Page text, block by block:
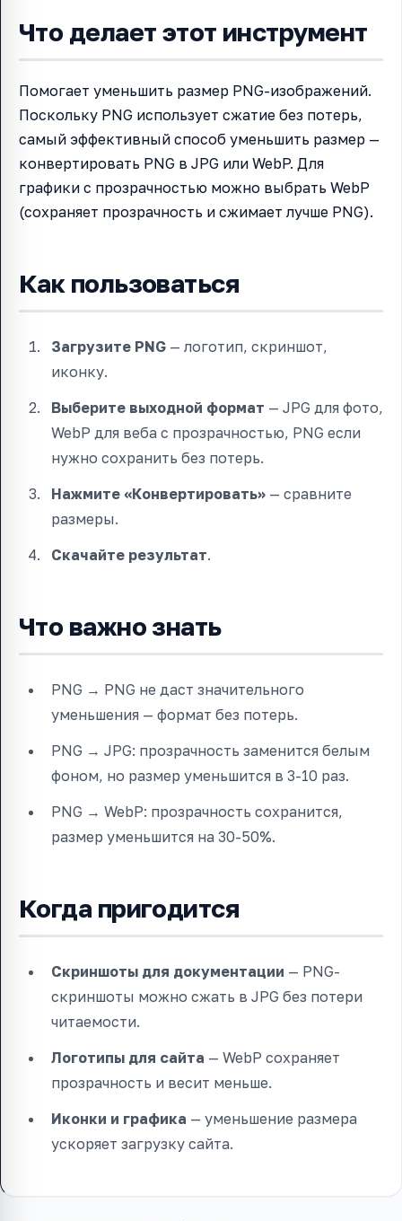
Что делает этот инструмент
Помогает уменьшить размер PNG-изображений.
Поскольку PNG использует сжатие без потерь,
самый эффективный способ уменьшить размер —
конвертировать PNG в JPG или WebP. Для
графики с прозрачностью можно выбрать WebP
(сохраняет прозрачность и сжимает лучше PNG).
Как пользоваться
Загрузите PNG — логотип, скриншот,
иконку.
Выберите выходной формат — JPG для фото,
WebP для веба с прозрачностью, PNG если
нужно сохранить без потерь.
Нажмите «Конвертировать» — сравните
размеры.
Скачайте результат.
Что важно знать
PNG → PNG не даст значительного
уменьшения — формат без потерь.
PNG → JPG: прозрачность заменится белым
фоном, но размер уменьшится в 3-10 раз.
PNG → WebP: прозрачность сохранится,
размер уменьшится на 30-50%.
Когда пригодится
Скриншоты для документации — PNG-
скриншоты можно сжать в JPG без потери
читаемости.
Логотипы для сайта — WebP сохраняет
прозрачность и весит меньше.
Иконки и графика — уменьшение размера
ускоряет загрузку сайта.